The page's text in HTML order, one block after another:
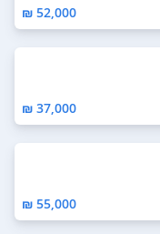
52,000 ₪
37,000 ₪
55,000 ₪